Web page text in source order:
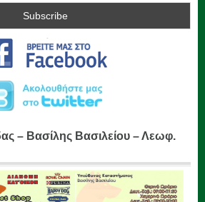
– Βασίλης Βασιλείου – Λεωφ.